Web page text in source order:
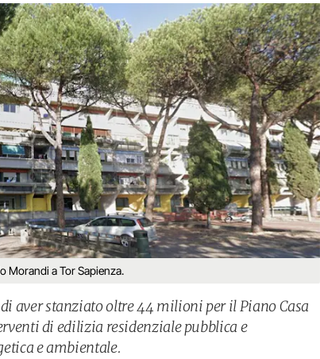
Morandi a Tor Sapienza.
aver stanziato oltre 44 milioni per il Piano Casa
di edilizia residenziale pubblica e
e ambientale.